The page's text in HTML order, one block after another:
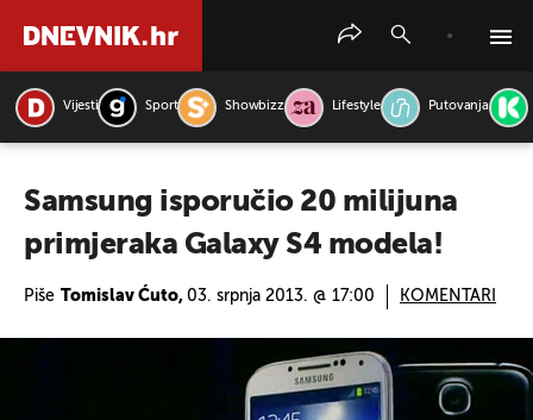
Vijesti Sport Showbizz Lifestyle Putovanja
Samsung isporučio 20 milijuna
primjeraka Galaxy S4 modela!
Piše Tomislav Ćuto, 03. srpnja 2013. @ 17:00 KOMENTARI
PRETRAŽITE VIJESTI